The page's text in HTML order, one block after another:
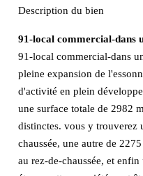
Description du bien
91-local commercial-dans
91-local commercial-dans
pleine expansion de
d'activité en plein
une surface totale de 2982
distinctes. vous y trouverez
chaussée, une autre de
au rez-de-chaussée, et